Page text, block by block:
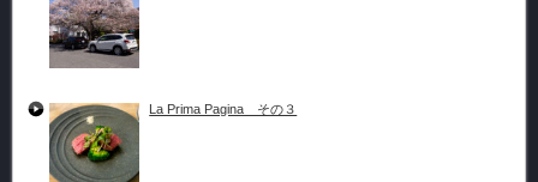
La Prima Pagina その３